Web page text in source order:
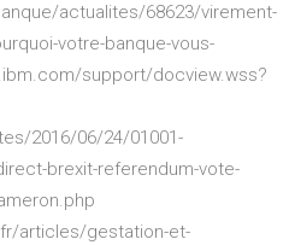
actualites/68623/virement-
votre-banque-vous-
support/docview.wss?
2016/06/24/01001-
brexit-referendum-vote-
articles/gestation-et-